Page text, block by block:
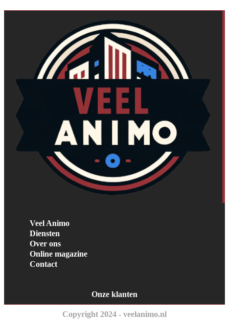
Veel Animo
Diensten
Over ons
Online magazine
Contact
Onze klanten
Copyright 2024 - veelanimo.nl